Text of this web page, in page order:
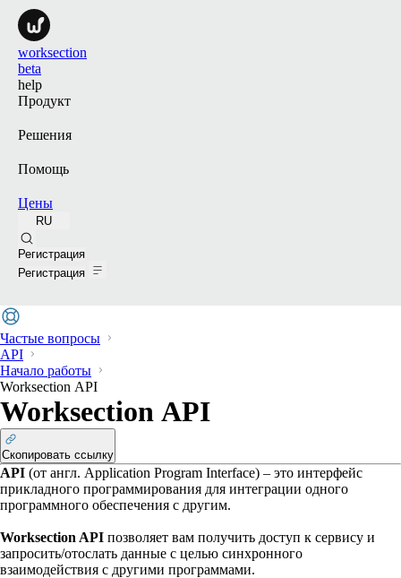
worksection
beta
help
Продукт
Решения
Помощь
Цены
RU
Регистрация
Регистрация
Частые вопросы
API
Начало работы
Worksection АPI
Worksection АPI
Скопировать ссылку
API (от англ. Application Program Interface) – это интерфейс
прикладного программирования для интеграции одного
программного обеспечения с другим.
Worksection API позволяет вам получить доступ к сервису и
запросить/отослать данные с целью синхронного
взаимодействия с другими программами.